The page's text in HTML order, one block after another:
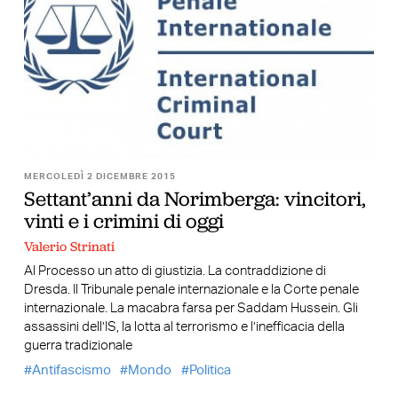
MERCOLEDÌ 2 DICEMBRE 2015
Settant’anni da Norimberga: vincitori,
vinti e i crimini di oggi
Valerio Strinati
Al Processo un atto di giustizia. La contraddizione di
Dresda. Il Tribunale penale internazionale e la Corte penale
internazionale. La macabra farsa per Saddam Hussein. Gli
assassini dell’IS, la lotta al terrorismo e l’inefficacia della
guerra tradizionale
Antifascismo
Mondo Politica